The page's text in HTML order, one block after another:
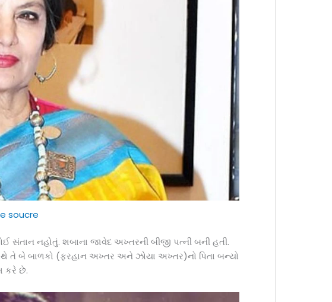
soucre
નહોતું. શબાના જાવેદ અખ્તરની બીજી પત્ની બની હતી.
તે બે બાળકો (ફરહાન અખ્તર અને ઝોયા અખ્તર)નો પિતા બન્યો
કરે છે.